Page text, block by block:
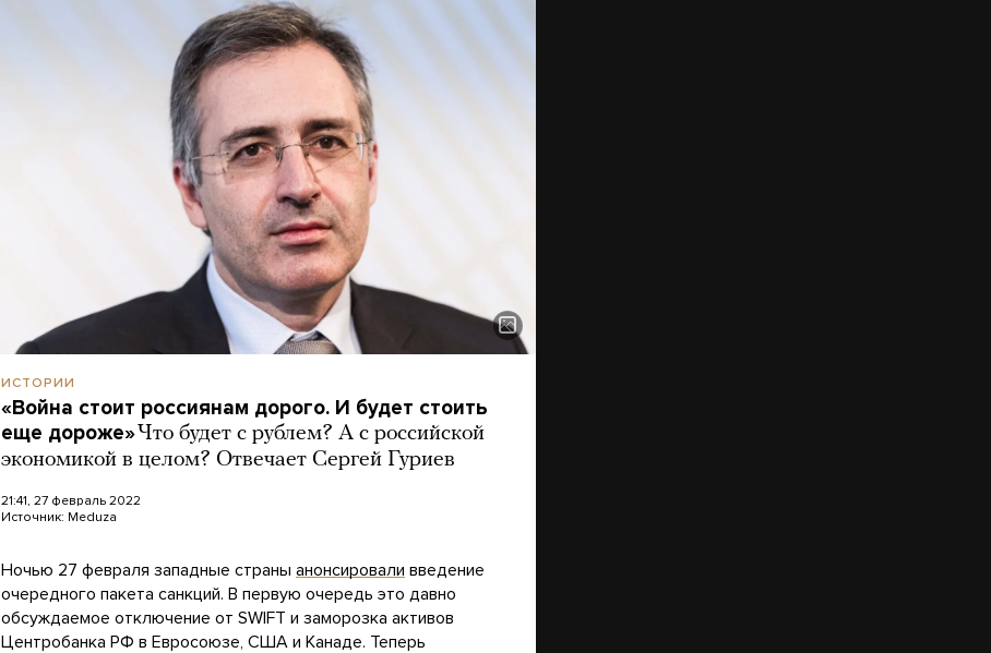
ИСТОРИИ
«Война стоит россиянам дорого. И будет стоить
еще дороже»Что будет с рублем? А с российской
экономикой в целом? Отвечает Сергей Гуриев
21:41, 27 февраль 2022
Источник: Meduza
Ночью 27 февраля западные страны анонсировали введение
очередного пакета санкций. В первую очередь это давно
обсуждаемое отключение от SWIFT и заморозка активов
Центробанка РФ в Евросоюзе, США и Канаде. Теперь